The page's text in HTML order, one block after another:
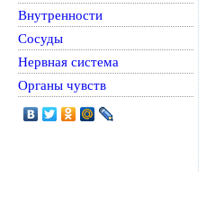
Внутренности
Сосуды
Нервная система
Органы чувств